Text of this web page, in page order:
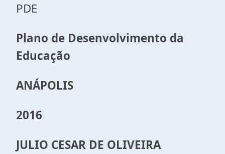
PDE
Plano de Desenvolvimento da
Educação
ANÁPOLIS
2016
JULIO CESAR DE OLIVEIRA